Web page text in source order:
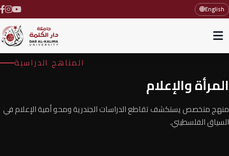
English
المناهج الدراسية
المرأة والإعلام
منهج متخصص يستكشف تقاطع الدراسات الجندرية ومحو أمية الإعلام في
السياق الفلسطيني.